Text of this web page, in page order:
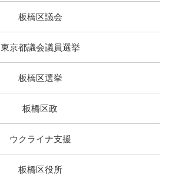
板橋区議会
東京都議会議員選挙
板橋区選挙
板橋区政
ウクライナ支援
板橋区役所